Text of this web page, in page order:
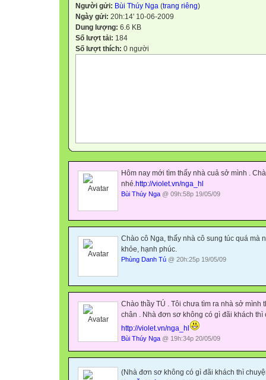
Người gửi: Bùi Thúy Nga (trang riêng)
Ngày gửi: 20h:14' 10-06-2009
Dung lượng: 6.6 KB
Số lượt tải: 184
Số lượt thích: 0 người
Hôm nay mới tìm thấy nhà cuả sở mình .
nhé.http://violet.vn/nga_hl
Bùi Thúy Nga @ 09h:58p 19/05/09
Chào cô Nga, thấy nhà cô sung túc quá mà
khỏe, hạnh phúc.
Phùng Danh Tú @ 20h:25p 19/05/09
Chào thầy TÚ . Tôi chưa tìm ra nhà sở mình
chân . Nhà đơn sơ không có gì đãi khách thì
http://violet.vn/nga_hl
Bùi Thúy Nga @ 19h:34p 20/05/09
(Nhà đơn sơ không có gì đãi khách thì